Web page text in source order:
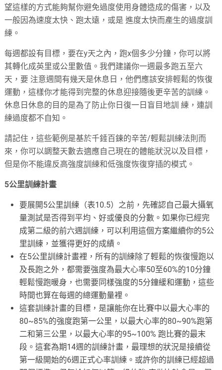
望這樣的方式能夠幫你避免過度使用身體造成的傷害，以及
一般因為速度太快、跑太遠，或是 進度太快而產生的過度訓
練。
每週都設有目標，要在y天之內，跑x個多少分鐘，你可以將
其轉化成英里或公里數值。我們建議你一週最多跑五至六
天，要 注意週間有幾天是休息日，他們應該安排輕鬆的恢復
運動，這樣你才能得到完整的休息迎接隨後更辛苦的訓練。
休息日休息的目的是為了防止你日復一日盲目地訓 練，連訓
練過度都不自知。
請記住，這些範例是基於千錘百鍊的辛苦/輕鬆訓練法則而
來，你可以調整天數去適應自己現在的體能狀況以及目標，
但是你不能違反高強度訓練和低強度恢復穿插的模式。
5公里訓練計畫
要展開5公里訓練（表10.5）之前，先確認自己最大攝氧
量測試是否得到平均、好或優良的分數。如果你已經完
成第二級的前六週訓練，可以利用這個方案繼續你的5公
里訓練，並獲得更好的成績。
在5公里訓練計畫裡，所有的訓練除了輕鬆的恢復慢跑以
及長跑之外，都需要強度為最大心率50至60%的10分鐘
輕鬆慢跑暖身，也需要同樣強度的5分鐘緩和運動，這些
時間也算在每週的總運動量裡。
這套訓練計畫的目標，是讓能你在比賽中以最大心率的
80~85%的強度跑第一公里，以最大心率的80~90%跑第
二和第三公里，以最大心率的95~100% 跑比賽的最末
段。這套為期14週的訓練計畫，最理想的狀況是接續從
第一級開始的6週正式心率訓練。或許你的訓練已經超過